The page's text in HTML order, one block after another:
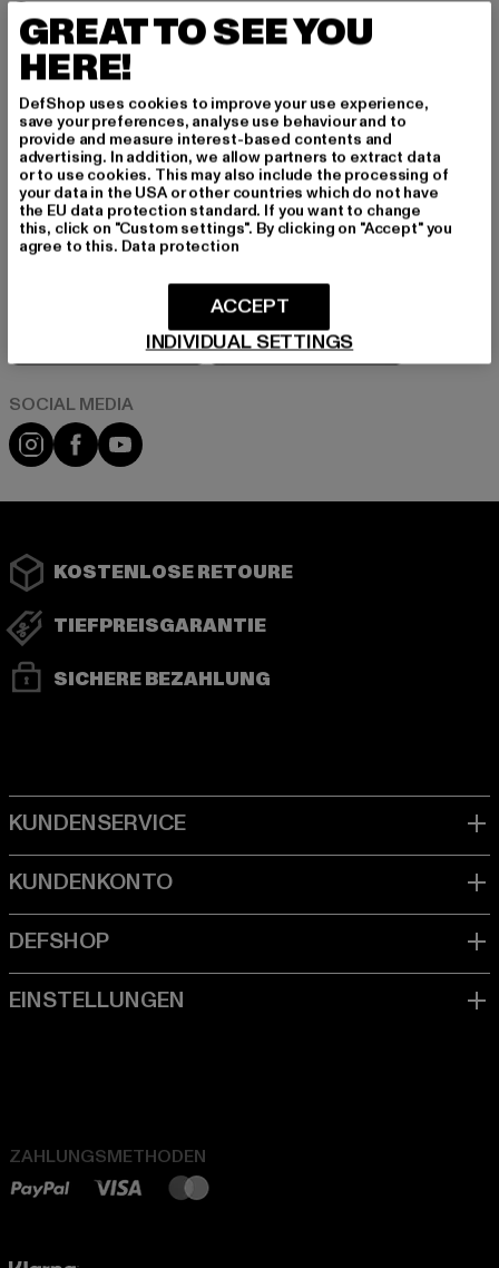
MÄNNER
FRAUEN
E-MAIL
ANMELDEN
Informationen dazu, wie DefShop mit Deinen Daten umgeht, findest Du
in unserer Datenschutzerklärung. Du kannst Dich jederzeit kostenfei
abmelden.Datenschutzerklärung lesen.
Instagram
FacebookYouTube
KOSTENLOSE RETOURE
TIEFPREISGARANTIE
SICHERE BEZAHLUNG
ZAHLUNGSMETHODEN
GREAT TO SEE YOU
HERE!
DefShop uses cookies to improve your use experience,
save your preferences, analyse use behaviour and to
provide and measure interest-based contents and
advertising. In addition, we allow partners to extract data
or to use cookies. This may also include the processing of
your data in the USA or other countries which do not have
the EU data protection standard. If you want to change
this, click on "Custom settings". By clicking on "Accept" you
agree to this. Data protection
INDIVIDUAL SETTINGS
ACCEPT